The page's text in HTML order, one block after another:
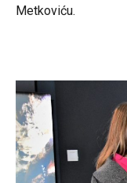
Metkoviću.